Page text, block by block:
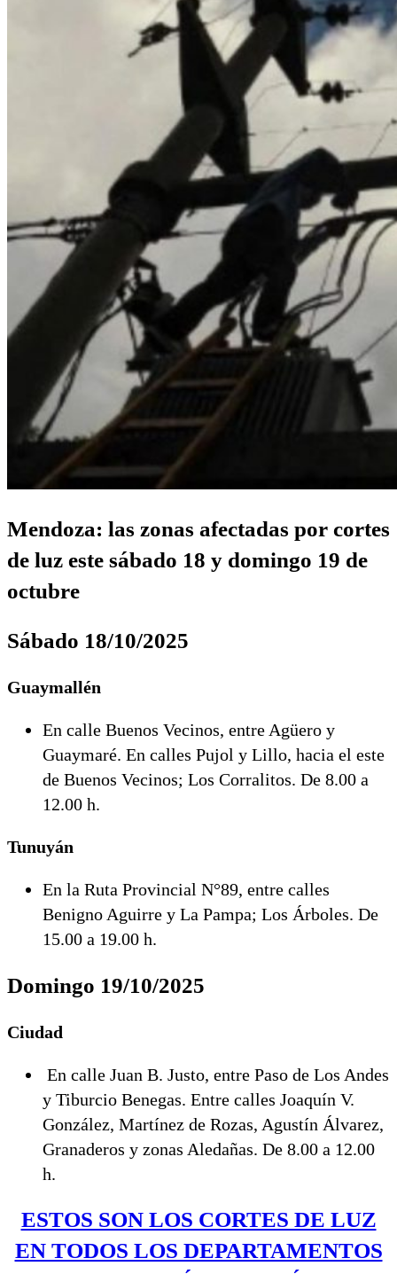
Mendoza: las zonas afectadas por cortes
de luz este sábado 18 y domingo 19 de
octubre
Sábado 18/10/2025
Guaymallén
En calle Buenos Vecinos, entre Agüero y
Guaymaré. En calles Pujol y Lillo, hacia el este
de Buenos Vecinos; Los Corralitos. De 8.00 a
12.00 h.
Tunuyán
En la Ruta Provincial N°89, entre calles
Benigno Aguirre y La Pampa; Los Árboles. De
15.00 a 19.00 h.
Domingo 19/10/2025
Ciudad
En calle Juan B. Justo, entre Paso de Los Andes
y Tiburcio Benegas. Entre calles Joaquín V.
González, Martínez de Rozas, Agustín Álvarez,
Granaderos y zonas Aledañas. De 8.00 a 12.00
h.
ESTOS SON LOS CORTES DE LUZ
EN TODOS LOS DEPARTAMENTOS